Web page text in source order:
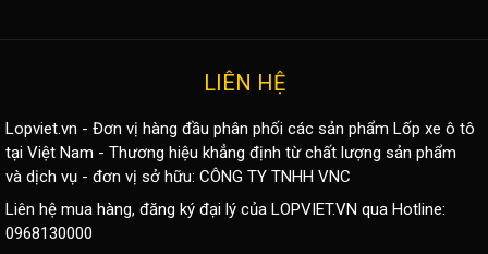
LIÊN HỆ
Lopviet.vn - Đơn vị hàng đầu phân phối các sản phẩm Lốp xe ô tô
tại Việt Nam - Thương hiệu khẳng định từ chất lượng sản phẩm
và dịch vụ - đơn vị sở hữu: CÔNG TY TNHH VNC
Liên hệ mua hàng, đăng ký đại lý của LOPVIET.VN qua Hotline:
0968130000